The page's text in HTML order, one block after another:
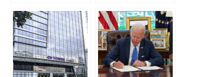
tháp tùng Tổng
thống Biden thăm
nhà máy sản xuất
bán dẫn